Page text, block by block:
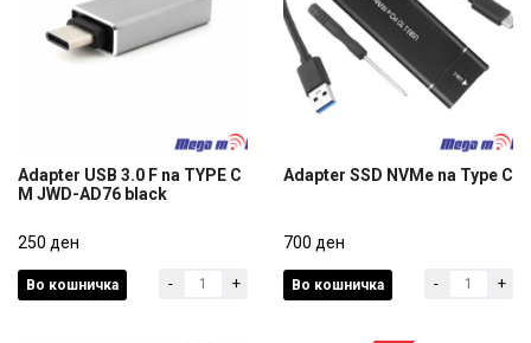
M JWD-AD76 black
250 ден
Adapter USB 3.0 F na TYPE C
M JWD-AD76 black
250 ден
Во кошничка - + 700 ден
Adapter SSD NVMe na Type C
700 ден
Во кошничка - +